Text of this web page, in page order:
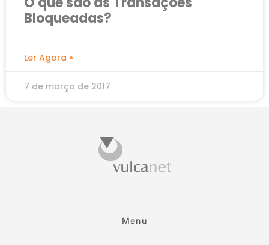
Bloqueadas?
Ler Agora »
7 de março de 2017
Menu